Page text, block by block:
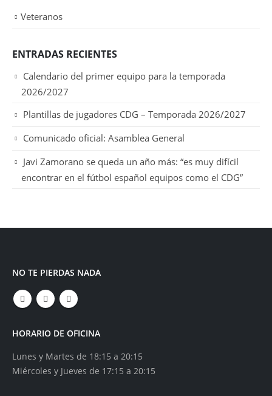
Veteranos
ENTRADAS RECIENTES
Calendario del primer equipo para la temporada
2026/2027
Plantillas de jugadores CDG – Temporada 2026/2027
Comunicado oficial: Asamblea General
Javi Zamorano se queda un año más: “es muy difícil
encontrar en el fútbol español equipos como el CDG”
NO TE PIERDAS NADA
HORARIO DE OFICINA
Lunes y Martes de 18:15 a 20:15
Miércoles y Jueves de 17:15 a 20:15